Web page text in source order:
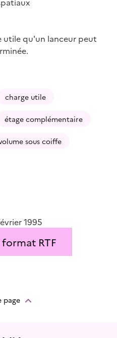
utile qu'un lanceur peut
charge utile
étage complémentaire
sous coiffe
1995
RTF
page